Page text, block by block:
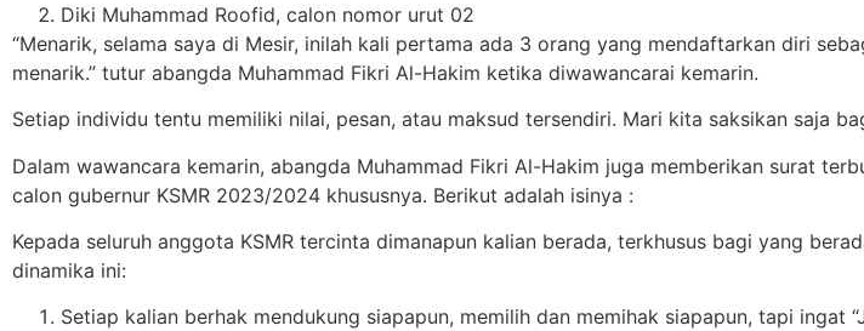
Diki Muhammad Roofid, calon nomor urut 02
“Menarik, selama saya di Mesir, inilah kali pertama ada 3 orang yang mendaftarkan diri
menarik.” tutur abangda Muhammad Fikri Al-Hakim ketika diwawancarai kemarin.
Setiap individu tentu memiliki nilai, pesan, atau maksud tersendiri. Mari kita saksikan saja
Dalam wawancara kemarin, abangda Muhammad Fikri Al-Hakim juga memberikan surat
calon gubernur KSMR 2023/2024 khususnya. Berikut adalah isinya :
Kepada seluruh anggota KSMR tercinta dimanapun kalian berada, terkhusus bagi yang
dinamika ini:
Setiap kalian berhak mendukung siapapun, memilih dan memihak siapapun, tapi ingat